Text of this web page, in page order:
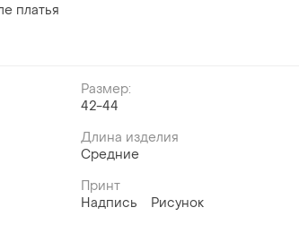
платья
Размер:
42-44
Длина изделия
Средние
Принт
Надпись
Рисунок